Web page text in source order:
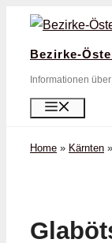
Zum
springen
Bezirke-
Informationen
Home » Kärnten »